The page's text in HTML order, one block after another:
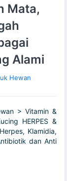
Mata,
Alami
Hewan
> Vitamin &
HERPES &
Klamidia,
dan Anti